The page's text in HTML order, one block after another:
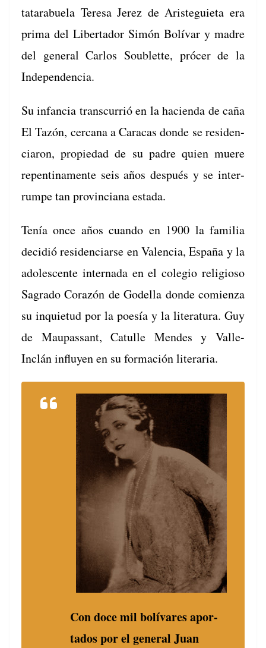
tatarabuela Tere­sa Jerez de Aris­tegui­eta era
pri­ma del Lib­er­ta­dor Simón Bolí­var y madre
del gen­er­al Car­los Sou­blette, prócer de la
Independencia.
Su infan­cia tran­scur­rió en la hacien­da de caña
El Tazón, cer­cana a Cara­cas donde se res­i­den­
cia­ron, propiedad de su padre quien muere
repenti­na­mente seis años después y se inter­
rumpe tan provin­ciana estada.
Tenía once años cuan­do en 1900 la famil­ia
decidió res­i­den­cia­rse en Valen­cia, España y la
ado­les­cente inter­na­da en el cole­gio reli­gioso
Sagra­do Corazón de Godel­la donde comien­za
su inqui­etud por la poesía y la lit­er­atu­ra. Guy
de Mau­pas­sant, Cat­ulle Mendes y Valle-
Inclán influyen en su for­ma­ción literaria.
Con doce mil bolí­vares apor­
ta­dos por el gen­er­al Juan